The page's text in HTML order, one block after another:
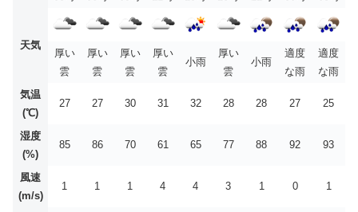
天気
厚い
雲
厚い
雲
厚い
雲
厚い
雲
小雨
厚い
雲
小雨
適度
な雨
適度
な雨
気温
(℃)
27 27 30 31 32 28 28 27 25
湿度
(%)
85 86 70 61 65 77 88 92 93
風速
(m/s)
1 1 1 4 4 3 1 0 1